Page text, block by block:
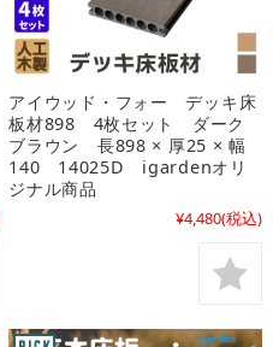
アイウッド・フォー デッキ床
板材898 4枚セット ダーク
ブラウン 長898 × 厚25 × 幅
140 14025D igardenオリ
ジナル商品
¥4,480(税込)